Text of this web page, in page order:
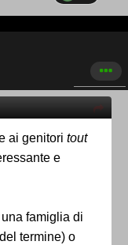
ai genitori tout
e
famiglia di
termine) o